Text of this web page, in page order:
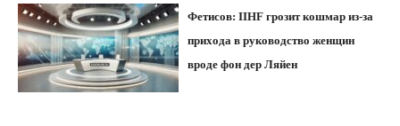
Фетисов: IIHF грозит кошмар из-за
прихода в руководство женщин
вроде фон дер Ляйен